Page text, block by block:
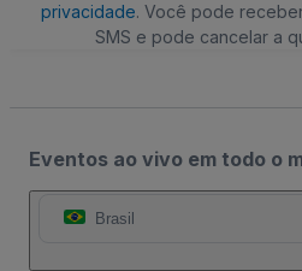
privacidade. Você pode
SMS e pode cancelar a
Eventos ao vivo em todo o
Brasil